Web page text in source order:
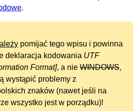
.
pomijać tego wpisu i powinna
deklaracja kodowania UTF
, a nie WINDOWS,
wystąpić problemy z
znaków (nawet jeśli na
wszystko jest w porządku)!